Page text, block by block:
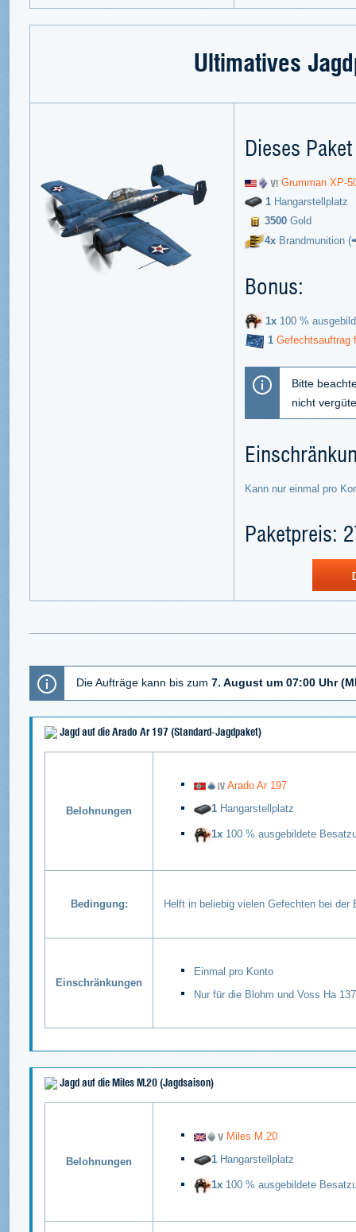
Ultimatives
Dieses
Grumman XP-
1 Hangarstellplatz
3500 Gold
4x Brandmunition (
Bonus:
1x 100 %
1 Gefechtsauftrag
Bitte
nicht
Kann nur einmal pro
Paketpreis:
DieAufträge kann bis zum 7. August um 07:00 Uhr
Jagd auf die Arado Ar 197 (Standard-Jagdpaket)
Belohnungen
Arado Ar 197
1 Hangarstellplatz
1x 100 % ausgebildete
Bedingung: Helft in beliebig vielen Gefechten bei der
Einschränkungen
Einmal pro Konto
Nur für die Blohm und Voss Ha 137
Jagd auf die Miles M.20 (Jagdsaison)
Belohnungen
Miles M.20
1 Hangarstellplatz
1x 100 % ausgebildete